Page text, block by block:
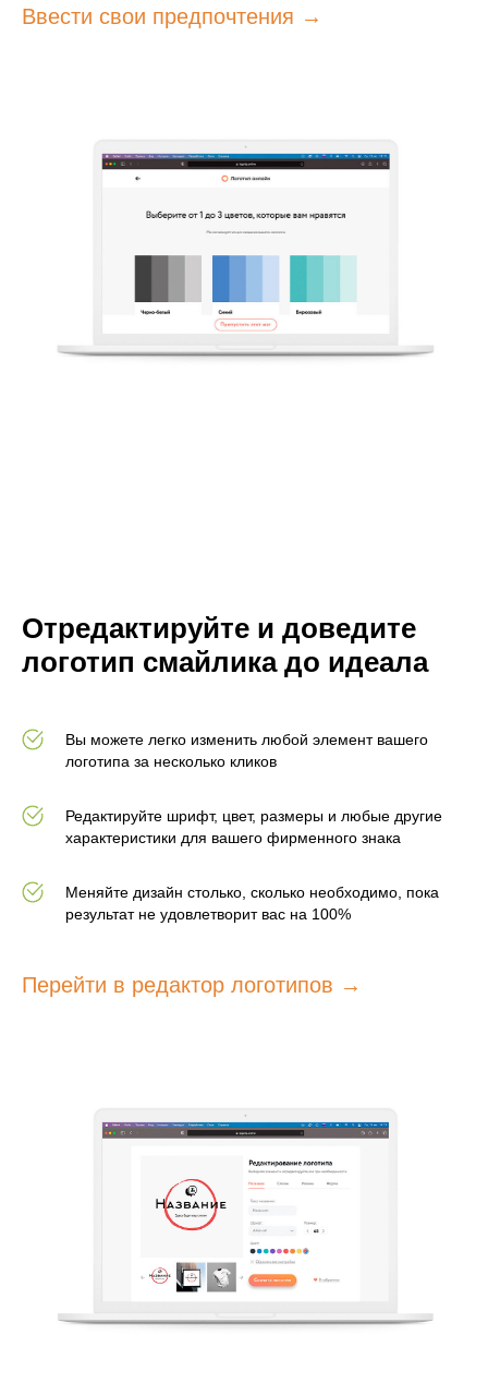
Ввести свои предпочтения
Отредактируйте и доведите
логотип смайлика до идеала
Вы можете легко изменить любой элемент вашего
логотипа за несколько кликов
Редактируйте шрифт, цвет, размеры и любые другие
характеристики для вашего фирменного знака
Меняйте дизайн столько, сколько необходимо, пока
результат не удовлетворит вас на 100%
Перейти в редактор логотипов